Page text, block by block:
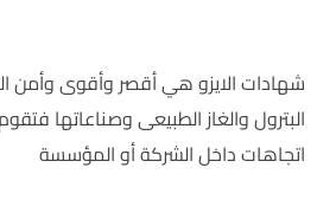
شهادات الايزو هي أقصر وأقوى وأمن
البترول والغاز الطبيعى وصناعاتها
اتجاهات داخل الشركة أو المؤسسة